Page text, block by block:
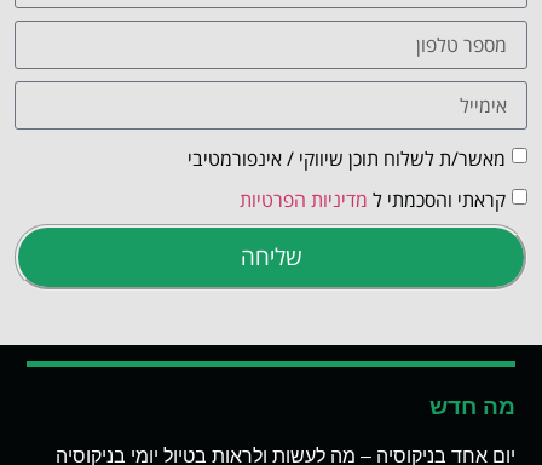
מאשר/ת לשלוח תוכן שיווקי / אינפורמטיבי
קראתי והסכמתי ל מדיניות הפרטיות
שליחה
מה חדש
יום אחד בניקוסיה – מה לעשות ולראות בטיול יומי בניקוסיה